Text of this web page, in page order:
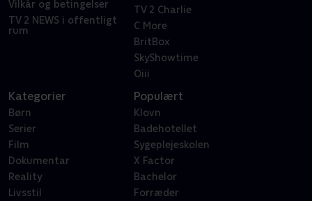
Vilkår og betingelser
TV 2 NEWS i offentligt
rum
TV 2 Charlie
C More
BritBox
SkyShowtime
Oiii
Kategorier
Børn
Serier
Film
Dokumentar
Reality
Livsstil
Populært
Klovn
Badehotellet
Sygeplejeskolen
X Factor
Bachelor
Forræder